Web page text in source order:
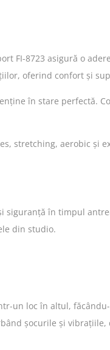
FI-8723 asigură o
oferind confort și
în stare perfectă.
stretching, aerobic și
în timpul
din studio.
un loc în altul,
șocurile și